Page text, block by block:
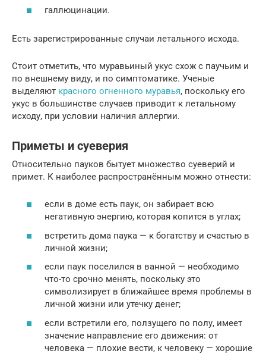
галлюцинации.
Есть зарегистрированные случаи летального исхода.
Стоит отметить, что муравьиный укус схож с паучьим и
по внешнему виду, и по симптоматике. Ученые
выделяют красного огненного муравья, поскольку его
укус в большинстве случаев приводит к летальному
исходу, при условии наличия аллергии.
Приметы и суеверия
Относительно пауков бытует множество суеверий и
примет. К наиболее распространённым можно отнести:
если в доме есть паук, он забирает всю
негативную энергию, которая копится в углах;
встретить дома паука — к богатству и счастью в
личной жизни;
если паук поселился в ванной — необходимо
что-то срочно менять, поскольку это
символизирует в ближайшее время проблемы в
личной жизни или утечку денег;
если встретили его, ползущего по полу, имеет
значение направление его движения: от
человека — плохие вести, к человеку — хорошие